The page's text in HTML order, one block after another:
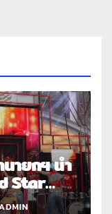
ายกฯ นำ
Star
บ